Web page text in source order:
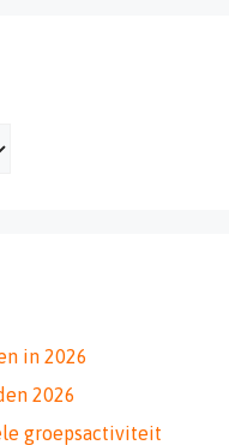
in 2026
2026
groepsactiviteit